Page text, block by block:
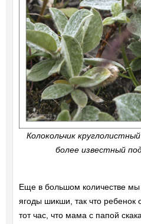
Колокольчик
более известный
Еще в большом количестве мы
ягоды шикши, так что ребенок
тот час, что мама с папой